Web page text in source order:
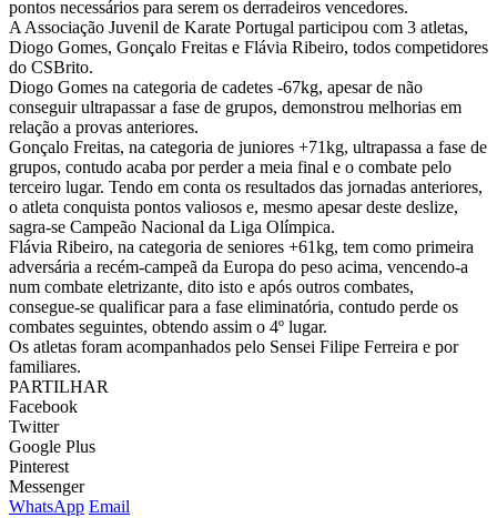
pontos necessários para serem os derradeiros vencedores.
A Associação Juvenil de Karate Portugal participou com 3 atletas,
Diogo Gomes, Gonçalo Freitas e Flávia Ribeiro, todos competidores
do CSBrito.
Diogo Gomes na categoria de cadetes -67kg, apesar de não
conseguir ultrapassar a fase de grupos, demonstrou melhorias em
relação a provas anteriores.
Gonçalo Freitas, na categoria de juniores +71kg, ultrapassa a fase de
grupos, contudo acaba por perder a meia final e o combate pelo
terceiro lugar. Tendo em conta os resultados das jornadas anteriores,
o atleta conquista pontos valiosos e, mesmo apesar deste deslize,
sagra-se Campeão Nacional da Liga Olímpica.
Flávia Ribeiro, na categoria de seniores +61kg, tem como primeira
adversária a recém-campeã da Europa do peso acima, vencendo-a
num combate eletrizante, dito isto e após outros combates,
consegue-se qualificar para a fase eliminatória, contudo perde os
combates seguintes, obtendo assim o 4º lugar.
Os atletas foram acompanhados pelo Sensei Filipe Ferreira e por
familiares.
PARTILHAR
Facebook
Twitter
Google Plus
Pinterest
Messenger
WhatsApp Email